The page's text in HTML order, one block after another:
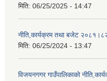
मिति: 06/25/2025 - 14:47
नीति,कार्यक्रम तथा बजेट
मिति: 06/25/2024 - 13:47
विजयनगगर गाउँपालिकाको